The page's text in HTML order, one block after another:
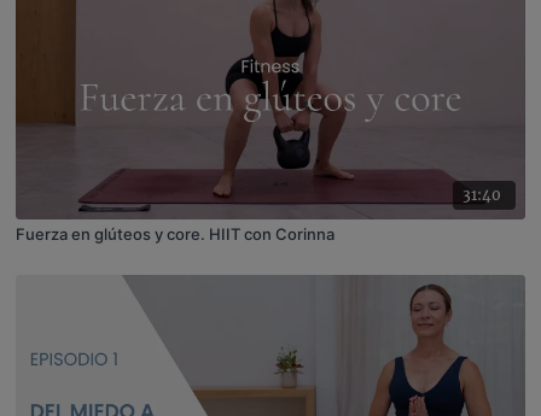
31:40
Fuerza en glúteos y core. HIIT con Corinna